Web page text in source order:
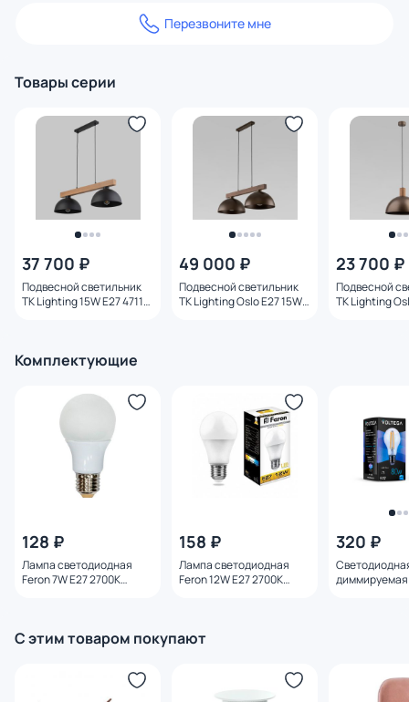
Перезвоните мне
Товары серии
37 700 ₽
Подвесной светильник
TK Lighting 15W E27 4711
49 000 ₽
Подвесной светильник
TK Lighting Oslo E27 15W
23 700 ₽
Подвесной
TK Lighting
Комплектующие
128 ₽
Лампа светодиодная
Feron 7W E27 2700K
158 ₽
Лампа светодиодная
Feron 12W E27 2700K
320 ₽
С этим товаром покупают